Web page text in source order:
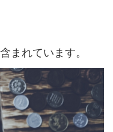
まれています。